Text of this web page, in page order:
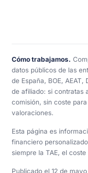
Cómo trabajamos.
datos públicos de las
de España, BOE, AEAT,
de afiliado: si contratas
comisión, sin coste
valoraciones.
Esta página es
financiero
siempre la TAE, el
Publicado el 12 de